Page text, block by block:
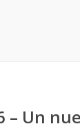
– Un